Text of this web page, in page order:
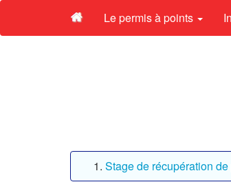
Le permis à points
Stage de récupération